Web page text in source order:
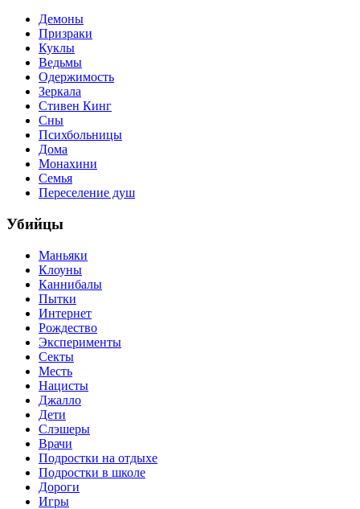
Демоны
Призраки
Куклы
Ведьмы
Одержимость
Зеркала
Стивен Кинг
Сны
Психбольницы
Дома
Монахини
Семья
Переселение душ
Убийцы
Маньяки
Клоуны
Каннибалы
Пытки
Интернет
Рождество
Эксперименты
Секты
Месть
Нацисты
Джалло
Дети
Слэшеры
Врачи
Подростки на отдыхе
Подростки в школе
Дороги
Игры